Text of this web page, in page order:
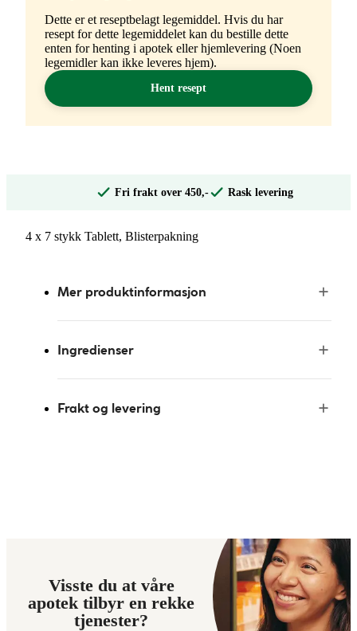
Dette er et reseptbelagt legemiddel. Hvis du har
resept for dette legemiddelet kan du bestille dette
enten for henting i apotek eller hjemlevering (Noen
legemidler kan ikke leveres hjem).
Hent resept
Fri frakt over 450,- Rask levering
4 x 7 stykk Tablett, Blisterpakning
Mer produktinformasjon
Ingredienser
Frakt og levering
Visste du at våre
apotek tilbyr en rekke
tjenester?